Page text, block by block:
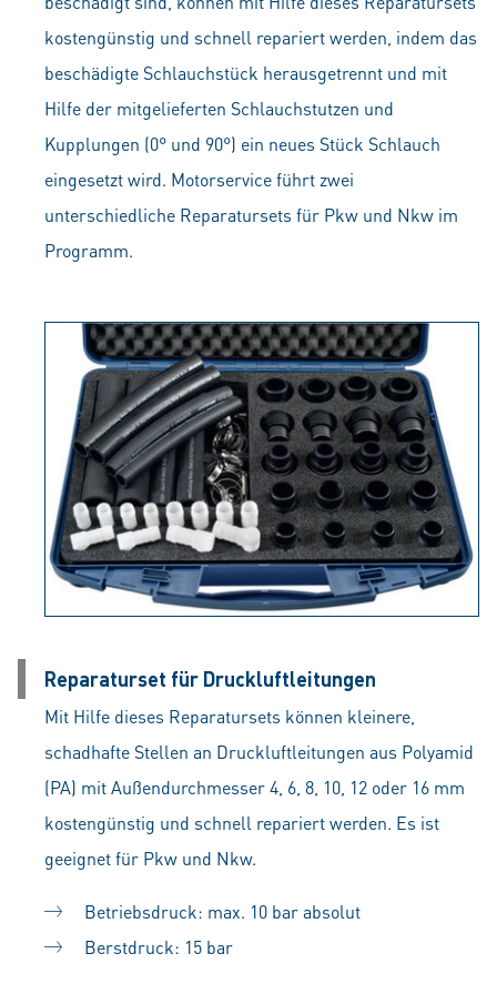
kostengünstig und schnell repariert werden, indem das
beschädigte Schlauchstück herausgetrennt und mit
Hilfe der mitgelieferten Schlauchstutzen und
Kupplungen (0° und 90°) ein neues Stück Schlauch
eingesetzt wird. Motorservice führt zwei
unterschiedliche Reparatursets für Pkw und Nkw im
Programm.
Reparaturset für Druckluftleitungen
Mit Hilfe dieses Reparatursets können kleinere,
schadhafte Stellen an Druckluftleitungen aus Polyamid
(PA) mit Außendurchmesser 4, 6, 8, 10, 12 oder 16 mm
kostengünstig und schnell repariert werden. Es ist
geeignet für Pkw und Nkw.
Betriebsdruck: max. 10 bar absolut
Berstdruck: 15 bar